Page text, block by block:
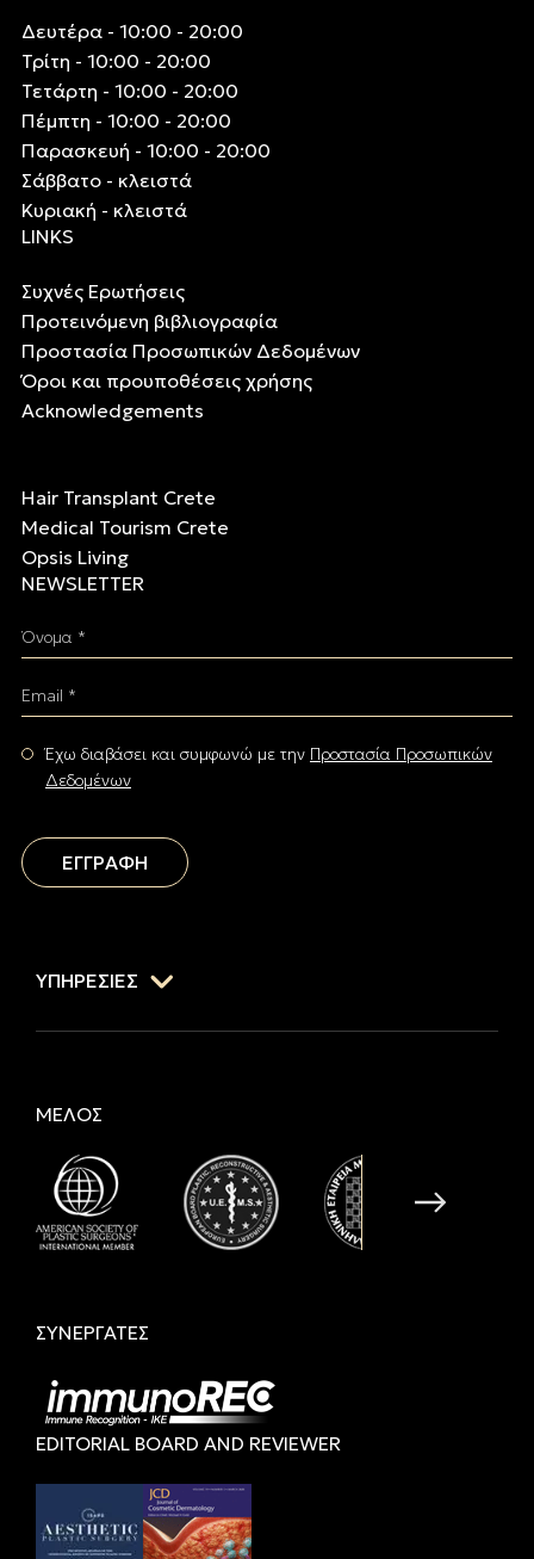
Δευτέρα - 10:00 - 20:00
Τρίτη - 10:00 - 20:00
Τετάρτη - 10:00 - 20:00
Πέμπτη - 10:00 - 20:00
Παρασκευή - 10:00 - 20:00
Σάββατο - κλειστά
Κυριακή - κλειστά
LINKS
Συχνές Ερωτήσεις
Προτεινόμενη βιβλιογραφία
Προστασία Προσωπικών Δεδομένων
Όροι και προυποθέσεις χρήσης
Acknowledgements
Hair Transplant Crete
Medical Tourism Crete
Opsis Living
NEWSLETTER
Όνομα *
Email *
Έχω διαβάσει και συμφωνώ με την Προστασία Προσωπικών
Δεδομένων
ΕΓΓΡΑΦΗ
ΥΠΗΡΕΣΙΕΣ
ΜΕΛΟΣ
ΣΥΝΕΡΓΑΤΕΣ
EDITORIAL BOARD AND REVIEWER